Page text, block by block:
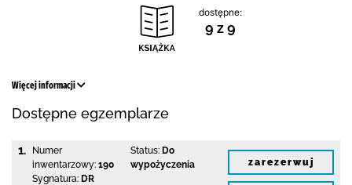
dostępne:
9 z 9
Więcej informacji
Dostępne egzemplarze
1.
Numer
inwentarzowy: 190
Sygnatura: DR
Status: Do
wypożyczenia
zarezerwuj